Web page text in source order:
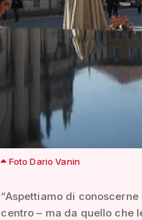
Foto Dario Vanin
“Aspettiamo di
centro – ma da quello che